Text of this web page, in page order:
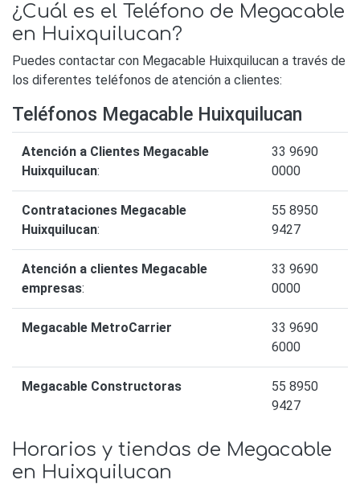
¿Cuál es el Teléfono de Megacable
en Huixquilucan?
Puedes contactar con Megacable Huixquilucan a través de
los diferentes teléfonos de atención a clientes:
Teléfonos Megacable Huixquilucan
Atención a Clientes Megacable
Huixquilucan:
33 9690
0000
Contrataciones Megacable
Huixquilucan:
55 8950
9427
Atención a clientes Megacable
empresas:
33 9690
0000
Megacable MetroCarrier
33 9690
6000
Megacable Constructoras
55 8950
9427
Horarios y tiendas de Megacable
en Huixquilucan